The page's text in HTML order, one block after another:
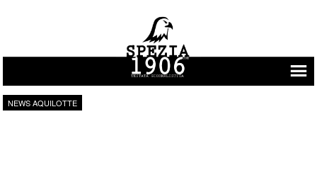
Vai al contenuto
NEWS AQUILOTTE